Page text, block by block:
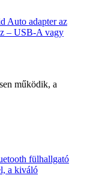
Auto adapter az
– USB-A vagy
működik, a
fülhallgató
a kiváló